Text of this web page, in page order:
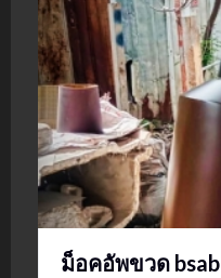
ม็อคอัพขวด bsab